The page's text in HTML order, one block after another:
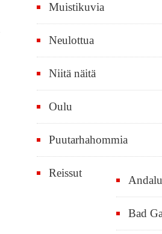
Muistikuvia
Neulottua
Niitä näitä
Oulu
Puutarhahommia
Reissut
Bad